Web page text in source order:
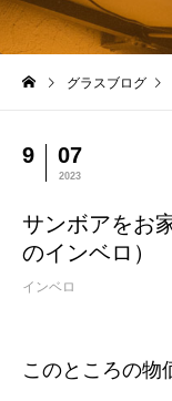
グラスブログ
9 07
2023
サンボアをお
のインベロ）
インベロ
このところの物